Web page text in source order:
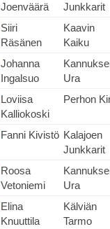
Joenväärä
Junkkarit
Siiri
Räsänen
Kaavin
Kaiku
Johanna
Ingalsuo
Ura
Loviisa
Kalliokoski
Perhon
Fanni Kivistö Kalajoen
Junkkarit
Roosa
Vetoniemi
Ura
Elina
Knuuttila
Kälviän
Tarmo